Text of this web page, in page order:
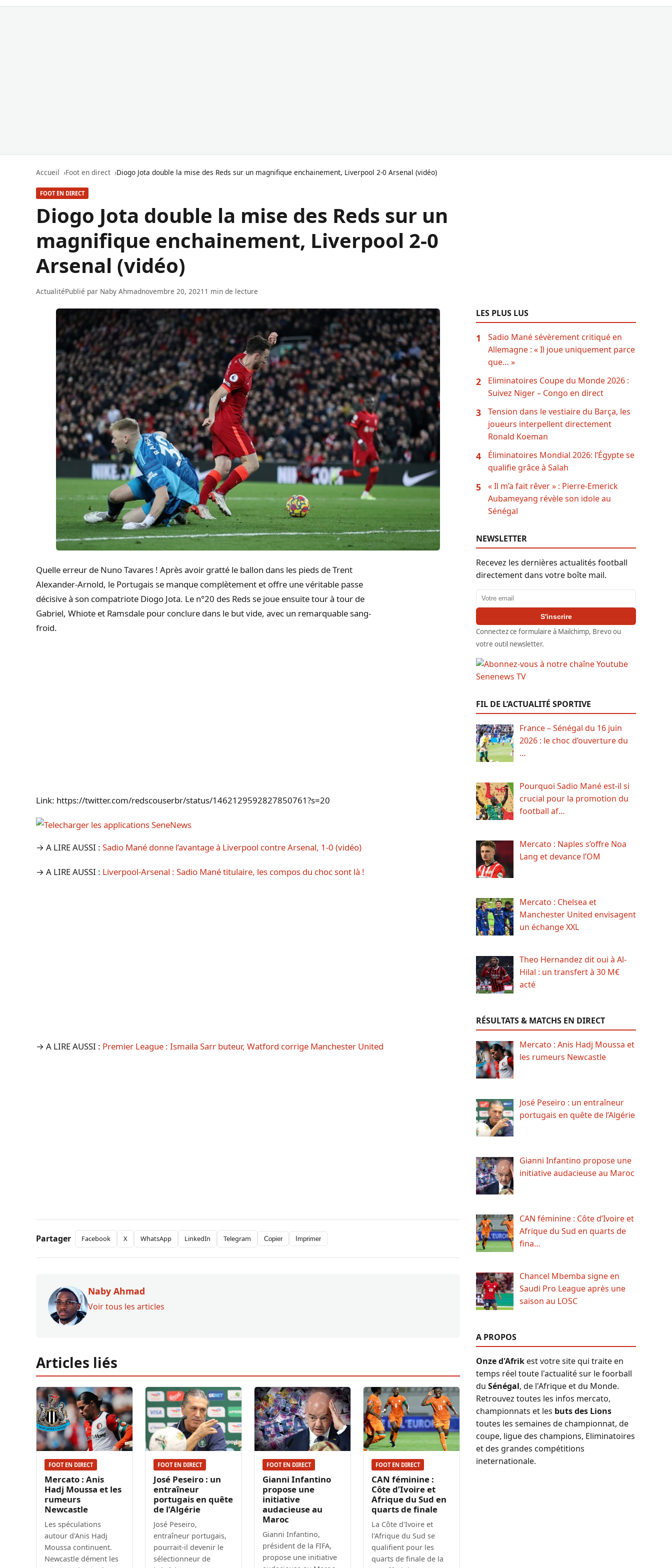
Accueil Foot en direct Diogo Jota double la mise des Reds sur un magnifique enchainement, Liverpool 2-0 Arsenal (vidéo)
FOOT EN DIRECT
Diogo Jota double la mise des Reds sur un
magnifique enchainement, Liverpool 2-0
Arsenal (vidéo)
ActualitéPublié par Naby Ahmadnovembre 20, 2021 1 min de lecture
Quelle erreur de Nuno Tavares ! Après avoir gratté le ballon dans les pieds de Trent
Alexander-Arnold, le Portugais se manque complètement et offre une véritable passe
décisive à son compatriote Diogo Jota. Le n°20 des Reds se joue ensuite tour à tour de
Gabriel, Whiote et Ramsdale pour conclure dans le but vide, avec un remarquable sang-
froid.
Link: https://twitter.com/redscouserbr/status/1462129592827850761?s=20
→ A LIRE AUSSI : Sadio Mané donne l’avantage à Liverpool contre Arsenal, 1-0 (vidéo)
→ A LIRE AUSSI : Liverpool-Arsenal : Sadio Mané titulaire, les compos du choc sont là !
→ A LIRE AUSSI : Premier League : Ismaila Sarr buteur, Watford corrige Manchester United
Partager Facebook X WhatsApp LinkedIn Telegram Copier Imprimer
Naby Ahmad
Voir tous les articles
Articles liés
FOOT EN DIRECT
Mercato : Anis
Hadj Moussa et les
rumeurs
Newcastle
Les spéculations
autour d'Anis Hadj
Moussa continuent.
Newcastle dément les
FOOT EN DIRECT
José Peseiro : un
entraîneur
portugais en quête
de l’Algérie
José Peseiro,
entraîneur portugais,
pourrait-il devenir le
sélectionneur de
FOOT EN DIRECT
Gianni Infantino
propose une
initiative
audacieuse au
Maroc
Gianni Infantino,
président de la FIFA,
propose une initiative
FOOT EN DIRECT
CAN féminine :
Côte d’Ivoire et
Afrique du Sud en
quarts de finale
La Côte d'Ivoire et
l'Afrique du Sud se
qualifient pour les
quarts de finale de la
LES PLUS LUS
1
Sadio Mané sévèrement critiqué en
Allemagne : « Il joue uniquement parce
que… »
2
Eliminatoires Coupe du Monde 2026 :
Suivez Niger – Congo en direct
3
Tension dans le vestiaire du Barça, les
joueurs interpellent directement
Ronald Koeman
4
Éliminatoires Mondial 2026: l’Égypte se
qualifie grâce à Salah
5
« Il m’a fait rêver » : Pierre-Emerick
Aubameyang révèle son idole au
Sénégal
NEWSLETTER
Recevez les dernières actualités football
directement dans votre boîte mail.
Adresse email
S'inscrire
Connectez ce formulaire à Mailchimp, Brevo ou
votre outil newsletter.
FIL DE L’ACTUALITÉ SPORTIVE
France – Sénégal du 16 juin
2026 : le choc d’ouverture du
…
Pourquoi Sadio Mané est-il si
crucial pour la promotion du
football af…
Mercato : Naples s’offre Noa
Lang et devance l’OM
Mercato : Chelsea et
Manchester United envisagent
un échange XXL
Theo Hernandez dit oui à Al-
Hilal : un transfert à 30 M€
acté
RÉSULTATS & MATCHS EN DIRECT
Mercato : Anis Hadj Moussa et
les rumeurs Newcastle
José Peseiro : un entraîneur
portugais en quête de l’Algérie
Gianni Infantino propose une
initiative audacieuse au Maroc
CAN féminine : Côte d’Ivoire et
Afrique du Sud en quarts de
fina…
Chancel Mbemba signe en
Saudi Pro League après une
saison au LOSC
A PROPOS
Onze d'Afrikest votre site qui traite en
temps réel toute l'actualité sur le foorball
du Sénégal, de l'Afrique et du Monde.
Retrouvez toutes les infos mercato,
championnats et les buts des Lions
toutes les semaines de championnat, de
coupe, ligue des champions, Eliminatoires
et des grandes compétitions
ineternationale.